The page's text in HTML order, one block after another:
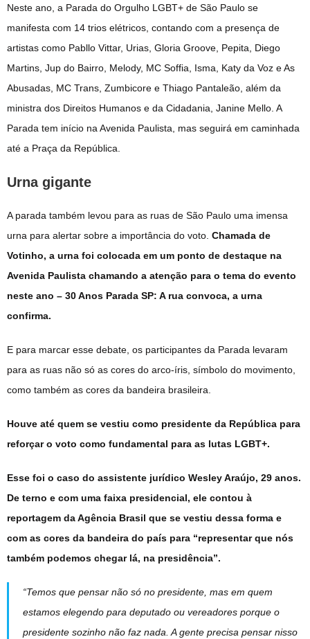
Neste ano, a Parada do Orgulho LGBT+ de São Paulo se
manifesta com 14 trios elétricos, contando com a presença de
artistas como Pabllo Vittar, Urias, Gloria Groove, Pepita, Diego
Martins, Jup do Bairro, Melody, MC Soffia, Isma, Katy da Voz e As
Abusadas, MC Trans, Zumbicore e Thiago Pantaleão, além da
ministra dos Direitos Humanos e da Cidadania, Janine Mello. A
Parada tem início na Avenida Paulista, mas seguirá em caminhada
até a Praça da República.
Urna gigante
A parada também levou para as ruas de São Paulo uma imensa
urna para alertar sobre a importância do voto. Chamada de
Votinho, a urna foi colocada em um ponto de destaque na
Avenida Paulista chamando a atenção para o tema do evento
neste ano – 30 Anos Parada SP: A rua convoca, a urna
confirma.
E para marcar esse debate, os participantes da Parada levaram
para as ruas não só as cores do arco-íris, símbolo do movimento,
como também as cores da bandeira brasileira.
Houve até quem se vestiu como presidente da República para
reforçar o voto como fundamental para as lutas LGBT+.
Esse foi o caso do assistente jurídico Wesley Araújo, 29 anos.
De terno e com uma faixa presidencial, ele contou à
reportagem da Agência Brasil que se vestiu dessa forma e
com as cores da bandeira do país para “representar que nós
também podemos chegar lá, na presidência”.
“Temos que pensar não só no presidente, mas em quem
estamos elegendo para deputado ou vereadores porque o
presidente sozinho não faz nada. A gente precisa pensar nisso